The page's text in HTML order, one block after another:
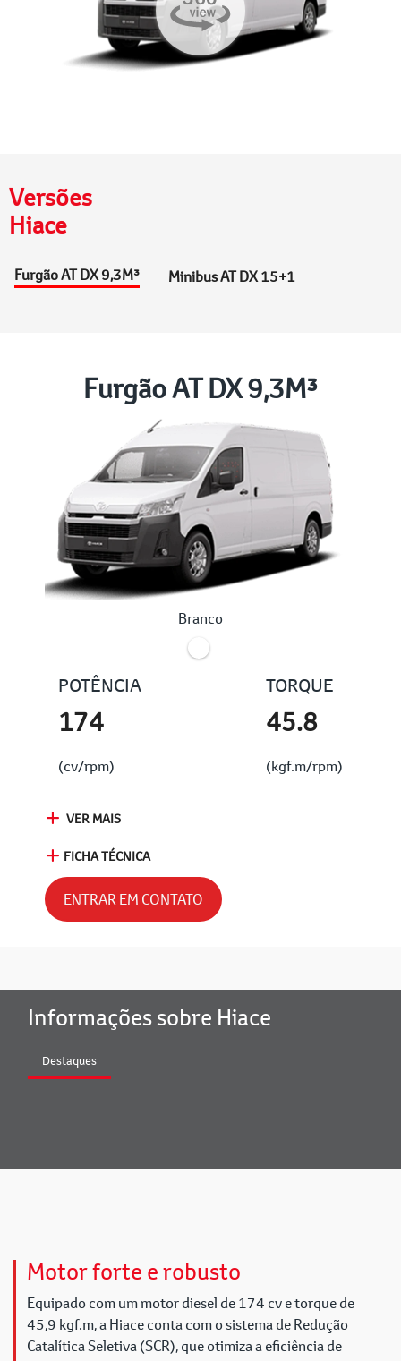
Versões
Hiace
Furgão AT DX 9,3M³ Minibus AT DX 15+1
Furgão AT DX 9,3M³
Branco
POTÊNCIA
174
(cv/rpm)
TORQUE
45.8
(kgf.m/rpm)
VER MAIS
FICHA TÉCNICA
ENTRAR EM CONTATO
Informações sobre Hiace
Destaques
Motor forte e robusto
Equipado com um motor diesel de 174 cv e torque de
45,9 kgf.m, a Hiace conta com o sistema de Redução
Catalítica Seletiva (SCR), que otimiza a eficiência de